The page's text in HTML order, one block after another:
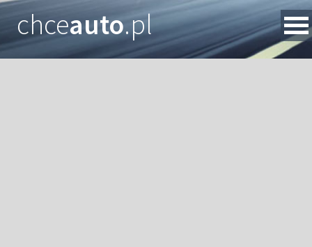
chceauto.pl